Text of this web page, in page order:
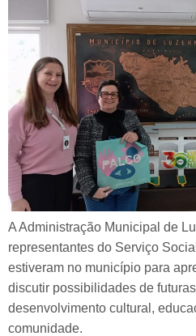
A Administração Municipal de
representantes do Serviço
estiveram no município para
discutir possibilidades de
desenvolvimento cultural,
comunidade.